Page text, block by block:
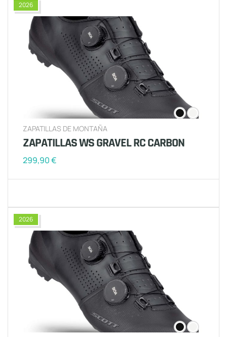
2026
ZAPATILLAS DE MONTAÑA
ZAPATILLAS WS GRAVEL RC CARBON
299,90€
2026